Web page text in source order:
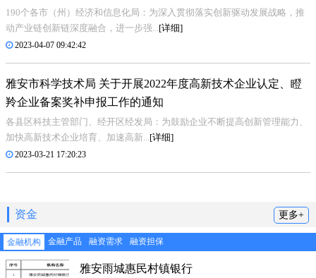
190个各市（州）经济和信息化局：为深入贯彻落实创新驱动发展战略，推
动产业链创新链深度融合，进一步强... [详细]
2023-04-07 09:42:42
雅安市科学技术局 关于开展2022年度高新技术企业认定、瞪
羚企业备案奖补申报工作的通知
各县区科技主管部门、经开区经发局：为鼓励企业不断提高创新管理能力、
加快高新技术企业培育、加速高新... [详细]
2023-03-21 17:20:23
资金 更多+
金融机构 金融产品 融资需求 融资担保
雅安雨城惠民村镇银行